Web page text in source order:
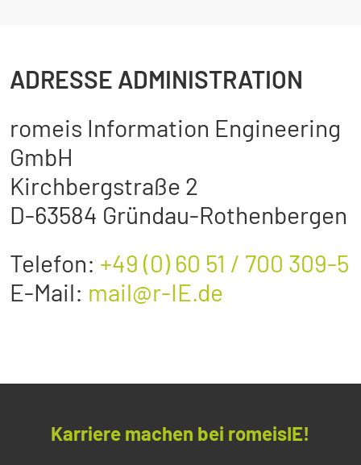
ADRESSE ADMINISTRATION
romeis Information Engineering
GmbH
Kirchbergstraße 2
D-63584 Gründau-Rothenbergen
Telefon: +49 (0) 60 51 / 700 309-5
E-Mail: mail@r-IE.de
Karriere machen bei romeisIE!